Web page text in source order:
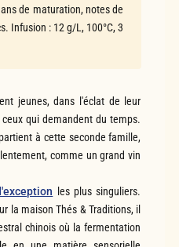
de maturation, notes de
Infusion : 12 g/L, 100°C, 3
jeunes, dans l'éclat de leur
qui demandent du temps.
à cette seconde famille,
comme un grand vin
les plus singuliers.
la maison Thés & Traditions, il
chinois où la fermentation